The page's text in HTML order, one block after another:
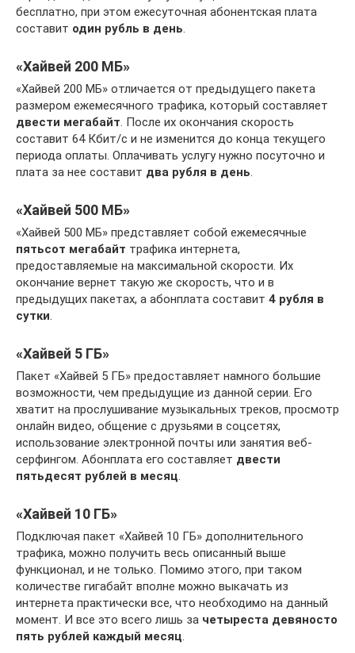
бесплатно, при этом ежесуточная абонентская плата
составит один рубль в день.
«Хайвей 200 МБ»
«Хайвей 200 МБ» отличается от предыдущего пакета
размером ежемесячного трафика, который составляет
двести мегабайт. После их окончания скорость
составит 64 Кбит/с и не изменится до конца текущего
периода оплаты. Оплачивать услугу нужно посуточно и
плата за нее составит два рубля в день.
«Хайвей 500 МБ»
«Хайвей 500 МБ» представляет собой ежемесячные
пятьсот мегабайт трафика интернета,
предоставляемые на максимальной скорости. Их
окончание вернет такую же скорость, что и в
предыдущих пакетах, а абонплата составит 4 рубля в
сутки.
«Хайвей 5 ГБ»
Пакет «Хайвей 5 ГБ» предоставляет намного большие
возможности, чем предыдущие из данной серии. Его
хватит на прослушивание музыкальных треков, просмотр
онлайн видео, общение с друзьями в соцсетях,
использование электронной почты или занятия веб-
серфингом. Абонплата его составляет двести
пятьдесят рублей в месяц.
«Хайвей 10 ГБ»
Подключая пакет «Хайвей 10 ГБ» дополнительного
трафика, можно получить весь описанный выше
функционал, и не только. Помимо этого, при таком
количестве гигабайт вполне можно выкачать из
интернета практически все, что необходимо на данный
момент. И все это всего лишь за четыреста девяносто
пять рублей каждый месяц.